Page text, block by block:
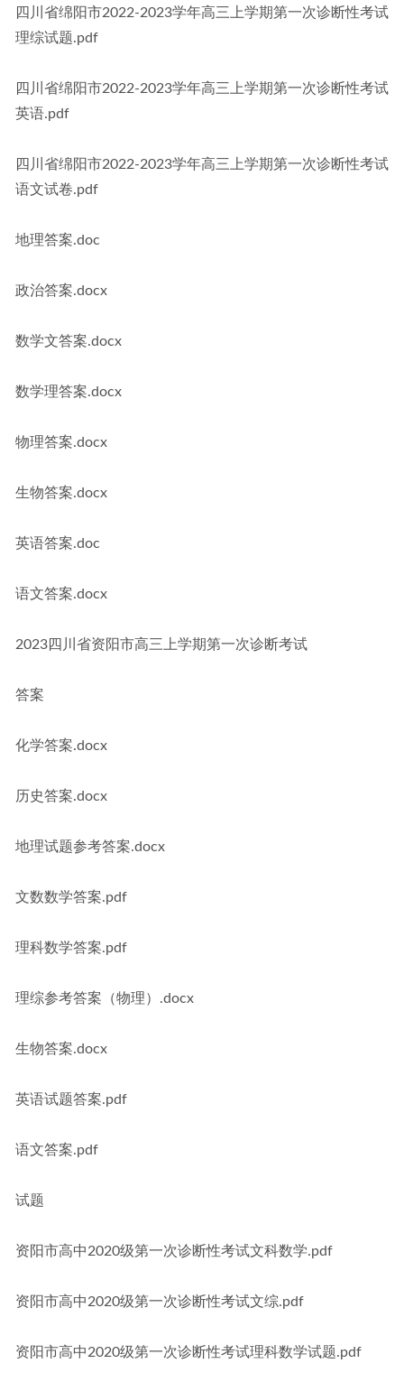
四川省绵阳市2022-2023学年高三上学期第一次诊断性考试
理综试题.pdf
四川省绵阳市2022-2023学年高三上学期第一次诊断性考试
英语.pdf
四川省绵阳市2022-2023学年高三上学期第一次诊断性考试
语文试卷.pdf
地理答案.doc
政治答案.docx
数学文答案.docx
数学理答案.docx
物理答案.docx
生物答案.docx
英语答案.doc
语文答案.docx
2023四川省资阳市高三上学期第一次诊断考试
答案
化学答案.docx
历史答案.docx
地理试题参考答案.docx
文数数学答案.pdf
理科数学答案.pdf
理综参考答案（物理）.docx
生物答案.docx
英语试题答案.pdf
语文答案.pdf
试题
资阳市高中2020级第一次诊断性考试文科数学.pdf
资阳市高中2020级第一次诊断性考试文综.pdf
资阳市高中2020级第一次诊断性考试理科数学试题.pdf